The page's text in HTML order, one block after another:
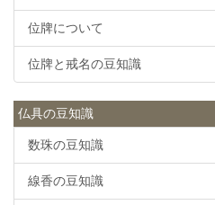
位牌について
位牌と戒名の豆知識
仏具の豆知識
数珠の豆知識
線香の豆知識